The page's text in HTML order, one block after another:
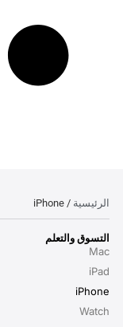
الرئيسية / iPhone
التسوق والتعلم
Mac
iPad
iPhone
Watch